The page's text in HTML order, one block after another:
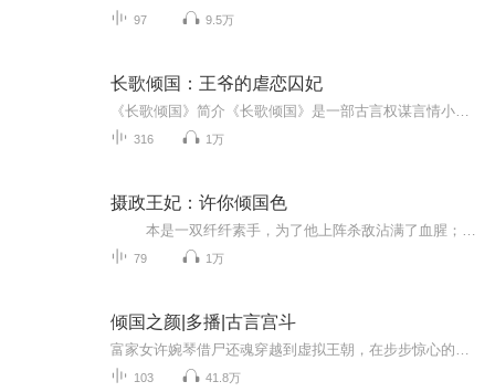
97 9.5万
长歌倾国：王爷的虐恋囚妃
316 1万
摄政王妃：许你倾国色
79 1万
倾国之颜|多播|古言宫斗
103 41.8万